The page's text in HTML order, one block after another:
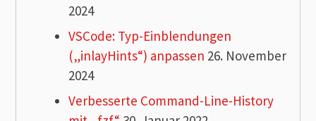
2024
VSCode: Typ-Einblendungen
(„inlayHints“) anpassen 26. November
2024
Verbesserte Command-Line-History